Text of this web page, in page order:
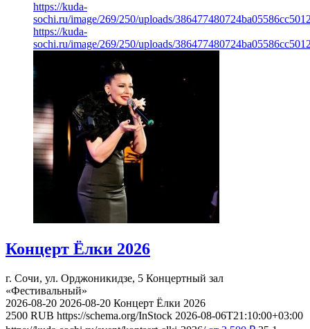
https://kuda-
sochi.ru/image/269/250/uploads/
https://kuda-
sochi.ru/image/269/250/uploads/
Концерт Ёлки 2026
г. Сочи, ул. Орджоникидзе, 5 Концертный зал
«Фестивальный»
2026-08-20 2026-08-20 Концерт Ёлки 2026
2500 RUB https://schema.org/InStock 2026-08-06T21:10:00+03:00